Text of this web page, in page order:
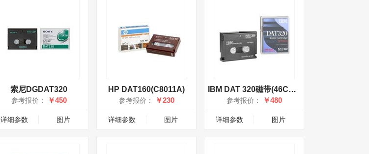
索尼DGDAT320
参考报价： ￥450
详细参数 图片
HP DAT160(C8011A)
参考报价： ￥230
详细参数 图片
IBM DAT 320磁带(46C1936)
参考报价： ￥480
详细参数 图片